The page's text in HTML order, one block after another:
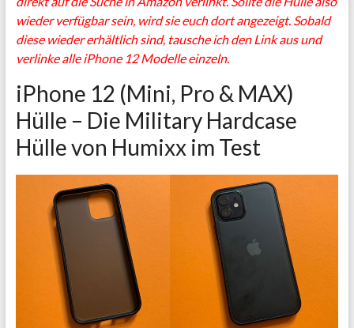
wieder verfügbar sein, wird sie euch dort angezeigt. Sobald
diese wieder erhältlich sind, tausche ich den Link aus und
verlinke alle iPhone 12 Modelle einzeln.
iPhone 12 (Mini, Pro & MAX)
Hülle – Die Military Hardcase
Hülle von Humixx im Test